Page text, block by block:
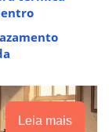
Leia mais